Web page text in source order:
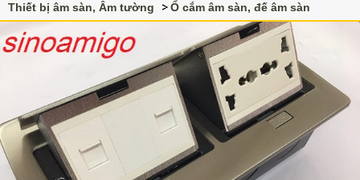
Thiết bị âm sàn, Âm tường Ổ cắm âm sàn, đế âm sàn